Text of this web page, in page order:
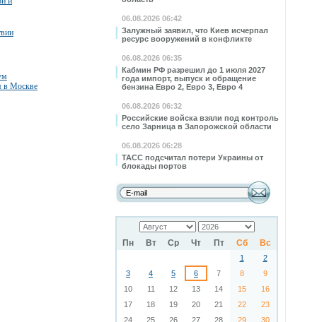
06.08.2026 06:42
Залужный заявил, что Киев исчерпал
ресурс вооружений в конфликте
06.08.2026 06:35
Кабмин РФ разрешил до 1 июля 2027
года импорт, выпуск и обращение
бензина Евро 2, Евро 3, Евро 4
06.08.2026 06:32
Российские войска взяли под контроль
село Зарница в Запорожской области
06.08.2026 06:28
ТАСС подсчитал потери Украины от
блокады портов
Пн Вт Ср Чт Пт Сб Вс
1
2
3
4 5 6 7 8
9
10
11 12 13 14 15
16
17
18 19 20 21 22
23
24
25 26 27 28 29 30
в Москве